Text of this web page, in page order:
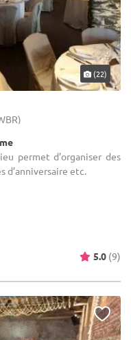
(22)
permet d’organiser des
d’anniversaire etc.
5.0 (9)